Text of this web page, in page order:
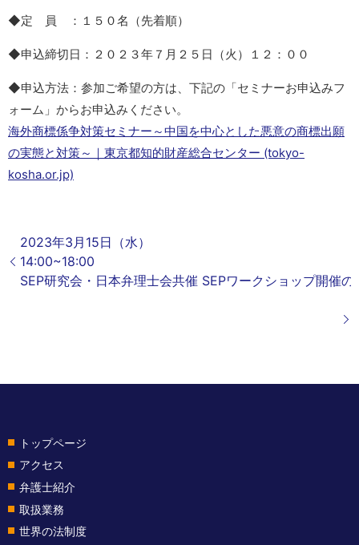
◆定 員 ：１５０名（先着順）
◆申込締切日：２０２３年７月２５日（火）１２：００
◆申込方法：参加ご希望の方は、下記の「セミナーお申込みフ
ォーム」からお申込みください。
海外商標係争対策セミナー～中国を中心とした悪意の商標出願
の実態と対策～｜東京都知的財産総合センター (tokyo-
kosha.or.jp)
2023年3月15日（水）
SEP研究会・日本弁理士会共催 SEPワークショップ開催の
トップページ
アクセス
弁護士紹介
取扱業務
世界の法制度